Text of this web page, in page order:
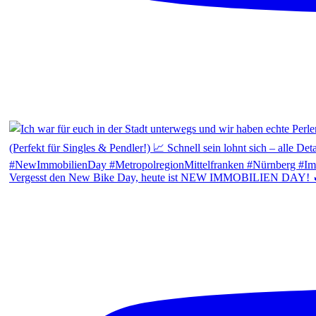
Vergesst den New Bike Day, heute ist NEW IMMOBILIEN DAY!